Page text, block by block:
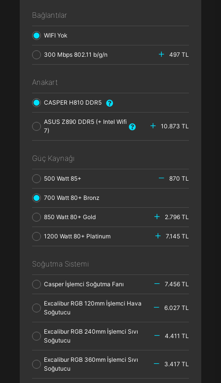
Bağlantılar
WIFI Yok
300 Mbps 802.11 b/g/n 497 TL
Anakart
CASPER H810 DDR5
ASUS Z890 DDR5 (+ Intel Wifi
7)
10.873 TL
Güç Kaynağı
500 Watt 85+ 870 TL
700 Watt 80+ Bronz
850 Watt 80+ Gold 2.796 TL
1200 Watt 80+ Platinum 7.145 TL
Soğutma Sistemi
Casper İşlemci Soğutma Fanı 7.456 TL
Excalibur RGB 120mm İşlemci Hava
Soğutucu
6.027 TL
Excalibur RGB 240mm İşlemci Sıvı
Soğutucu
4.411 TL
Excalibur RGB 360mm İşlemci Sıvı
Soğutucu
3.417 TL